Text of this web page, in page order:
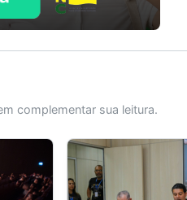
complementar sua leitura.